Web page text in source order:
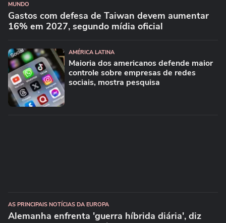
MUNDO
Gastos com defesa de Taiwan devem aumentar
16% em 2027, segundo mídia oficial
AMÉRICA LATINA
Maioria dos americanos defende maior
controle sobre empresas de redes
sociais, mostra pesquisa
AS PRINCIPAIS NOTÍCIAS DA EUROPA
Alemanha enfrenta 'guerra híbrida diária', diz